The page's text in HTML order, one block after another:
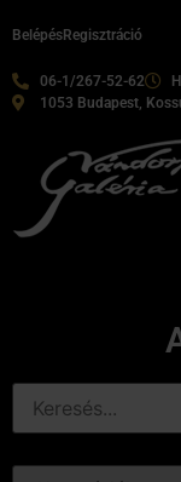
06-1/267-52-62
1053 Budapest,
BelépésRegisztráció